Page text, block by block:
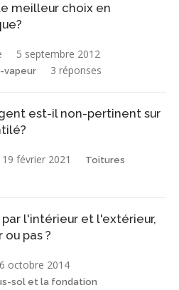
meilleur choix en
5 septembre 2012
vapeur 3 réponses
est-il non-pertinent sur
19 février 2021 Toitures
l'intérieur et l'extérieur,
pas ?
octobre 2014
sol et la fondation